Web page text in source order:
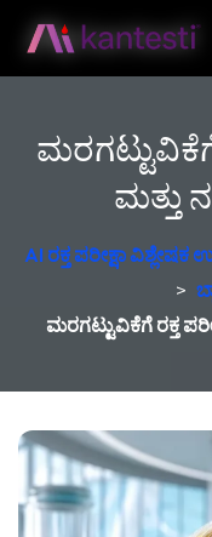
ಮರಗಟ್ಟುವಿಕೆಗೆ
ಮತ್ತು
AI ರಕ್ತ ಪರೀಕ್ಷಾ
>
ಮರಗಟ್ಟುವಿಕೆಗೆ ರಕ್ತ